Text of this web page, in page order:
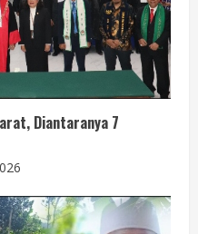
Diantaranya 7